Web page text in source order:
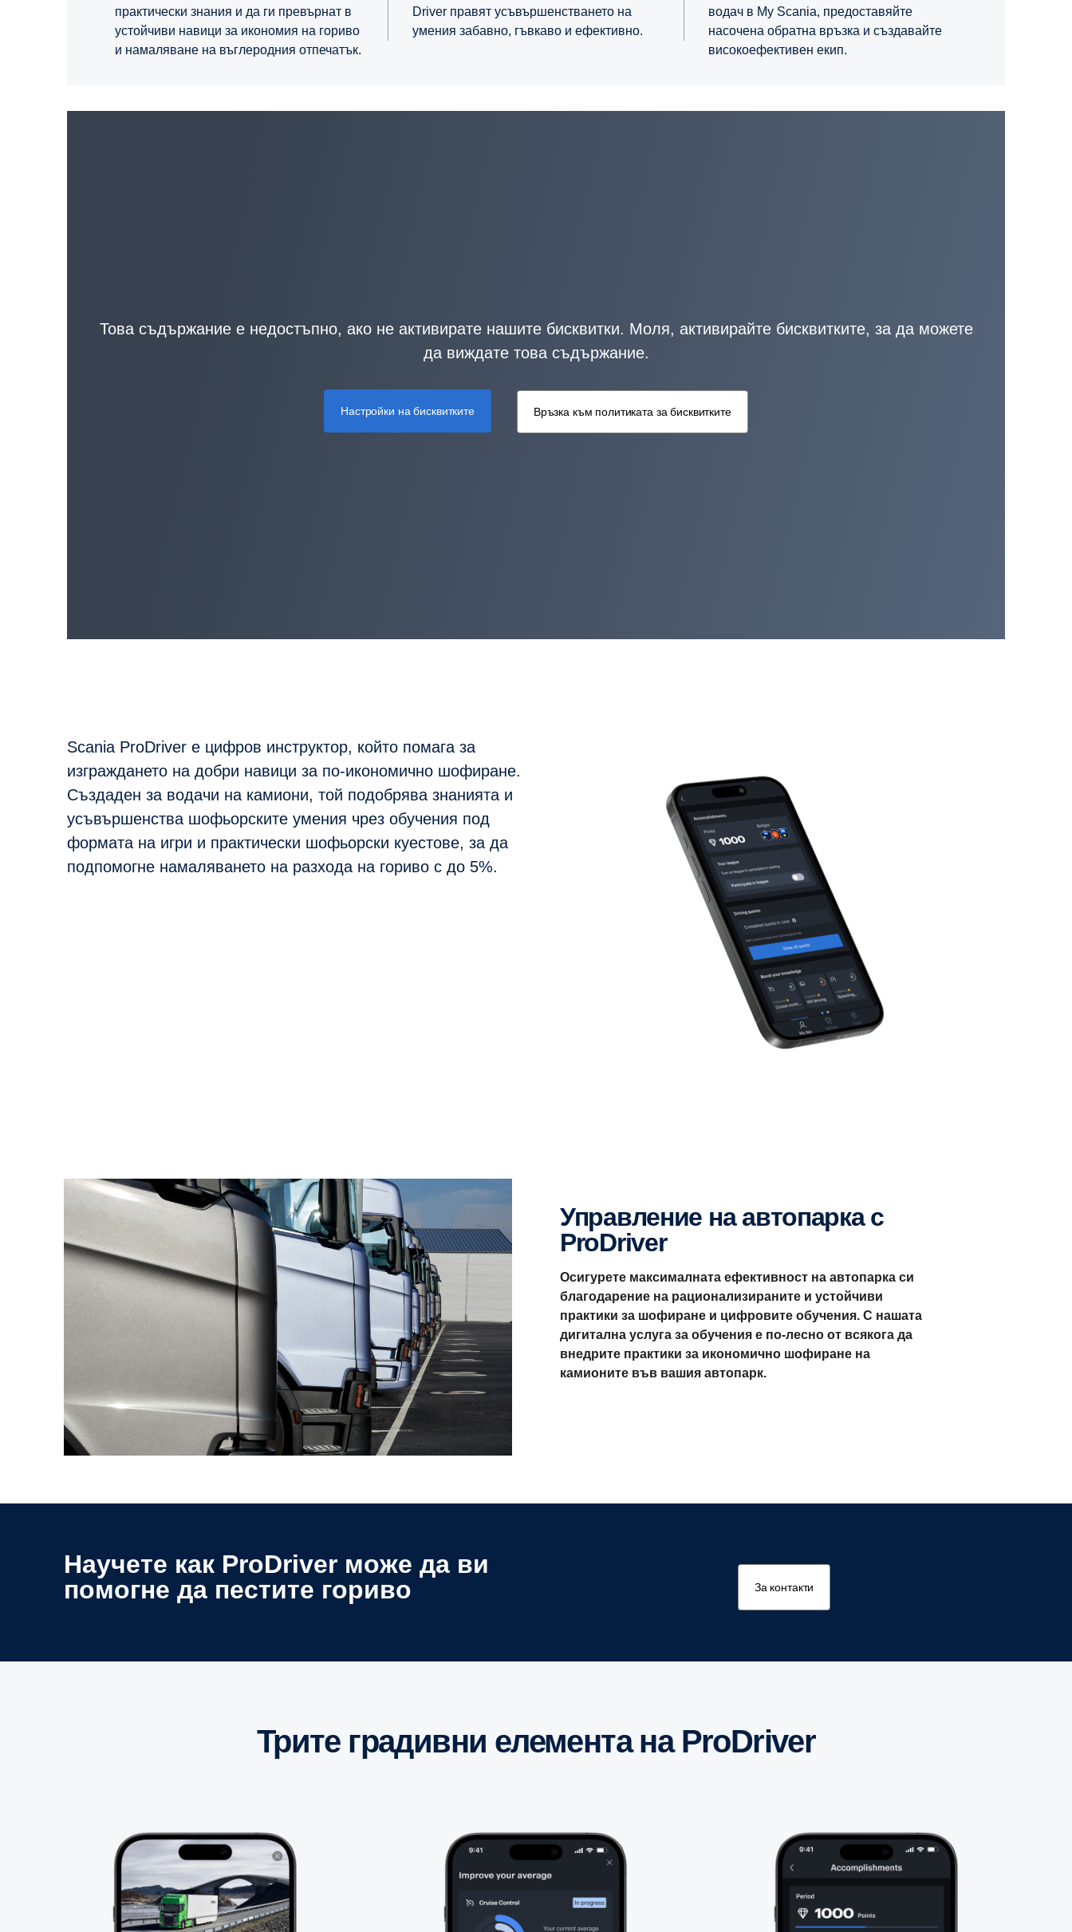
практически знания и да ги превърнат в
устойчиви навици за икономия на гориво
и намаляване на въглеродния отпечатък.
Driver правят усъвършенстването на
умения забавно, гъвкаво и ефективно.
водач в My Scania, предоставяйте
насочена обратна връзка и създавайте
високоефективен екип.
Това съдържание е недостъпно, ако не активирате нашите бисквитки. Моля, активирайте бисквитките, за да можете
да виждате това съдържание.
Настройки на бисквитките Връзка към политиката за бисквитките
Scania ProDriver е цифров инструктор, който помага за
изграждането на добри навици за по-икономично шофиране.
Създаден за водачи на камиони, той подобрява знанията и
усъвършенства шофьорските умения чрез обучения под
формата на игри и практически шофьорски куестове, за да
подпомогне намаляването на разхода на гориво с до 5%.
Управление на автопарка с
ProDriver
Осигурете максималната ефективност на автопарка си
благодарение на рационализираните и устойчиви
практики за шофиране и цифровите обучения. С нашата
дигитална услуга за обучения е по-лесно от всякога да
внедрите практики за икономично шофиране на
камионите във вашия автопарк.
Научете как ProDriver може да ви
помогне да пестите гориво
За контакти
Трите градивни елемента на ProDriver